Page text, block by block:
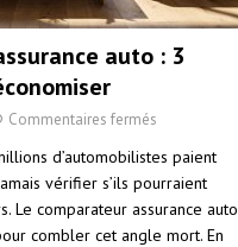
auto : 3
Commentaires fermés
d’automobilistes paient
vérifier s’ils pourraient
Le comparateur assurance auto
combler cet angle mort. En